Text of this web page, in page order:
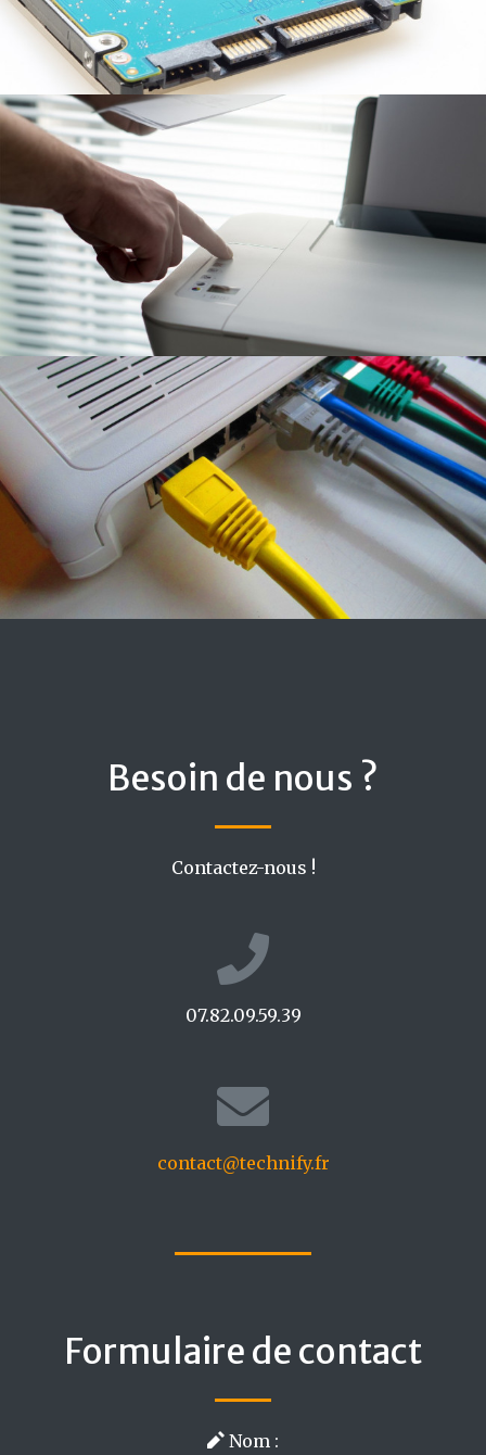
Besoin de nous ?
Contactez-nous !
07.82.09.59.39
contact@technify.fr
Formulaire de contact
Nom :